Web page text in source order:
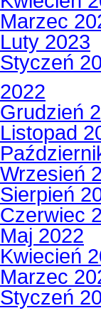
Marzec
Luty 2023
Styczeń
2022
Grudzień
Listopad
Wrzesień
Sierpień
Czerwiec
Maj 2022
Kwiecień
Marzec
Styczeń